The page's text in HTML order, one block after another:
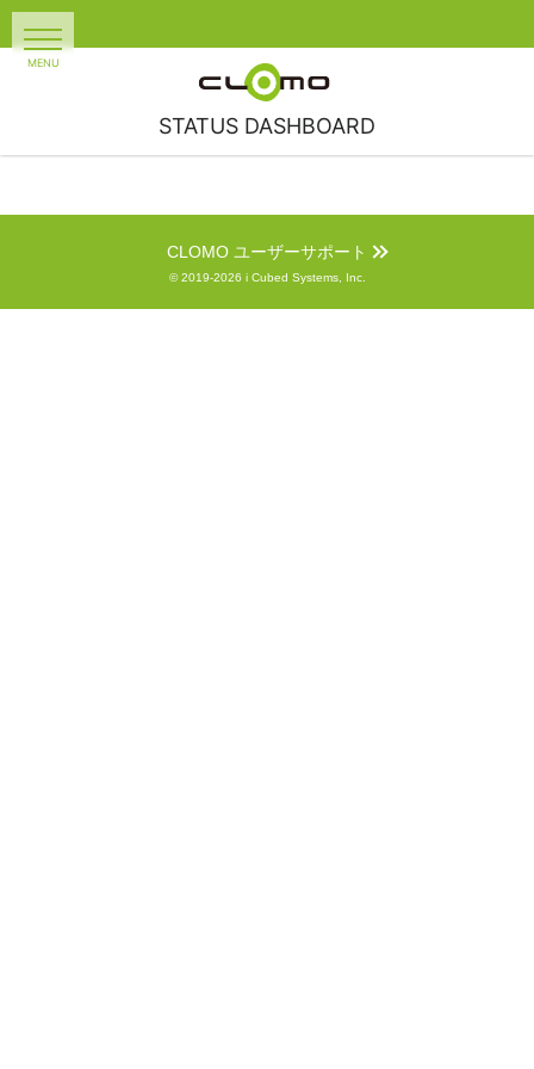
STATUS DASHBOARD
CLOMO ユーザーサポート
© 2019-2026 i Cubed Systems, Inc.